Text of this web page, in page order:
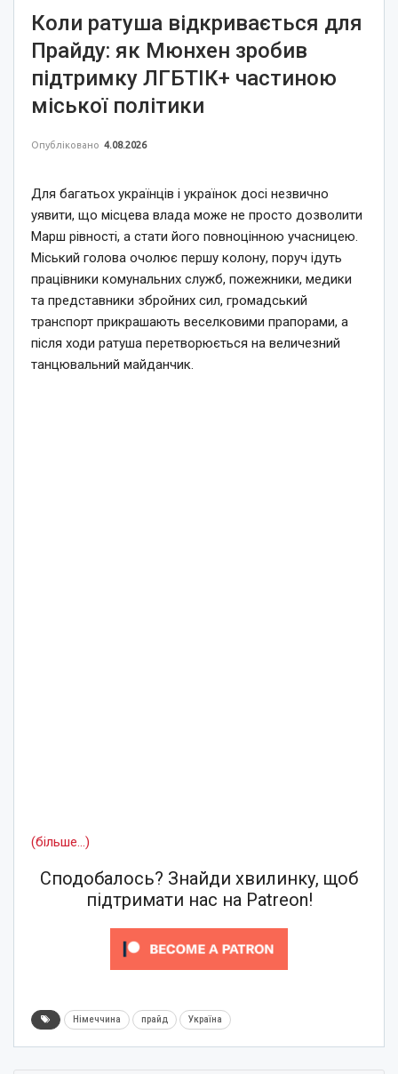
Коли ратуша відкривається для
Прайду: як Мюнхен зробив
підтримку ЛГБТІК+ частиною
міської політики
Опубліковано 4.08.2026
Для багатьох українців і українок досі незвично
уявити, що місцева влада може не просто дозволити
Марш рівності, а стати його повноцінною учасницею.
Міський голова очолює першу колону, поруч ідуть
працівники комунальних служб, пожежники, медики
та представники збройних сил, громадський
транспорт прикрашають веселковими прапорами, а
після ходи ратуша перетворюється на величезний
танцювальний майданчик.
(більше…)
Сподобалось? Знайди хвилинку, щоб
підтримати нас на Patreon!
Німеччина прайд Україна